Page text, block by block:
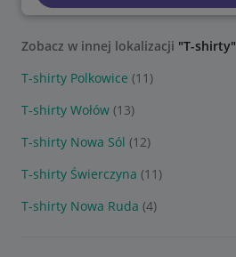
Zobacz w innej lokalizacji "T-shirty"
T-shirty Polkowice (11)
T-shirty Wołów (13)
T-shirty Nowa Sól (12)
T-shirty Świerczyna (11)
T-shirty Nowa Ruda (4)